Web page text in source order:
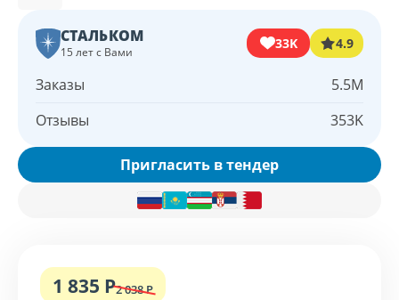
СТАЛЬКОМ
15 лет с Вами
33K 4.9
Заказы
5.5M
Отзывы
353K
Пригласить в тендер
1 835 Р2 038 Р